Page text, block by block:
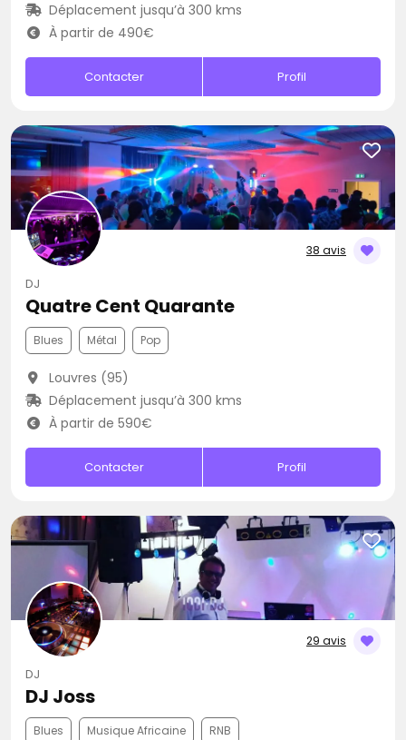
Déplacement jusqu’à 300 kms
À partir de 490€
Contacter Profil
38 avis
DJ
Quatre Cent Quarante
Blues Métal Pop
Louvres (95)
Déplacement jusqu’à 300 kms
À partir de 590€
Contacter Profil
29 avis
DJ
DJ Joss
Blues Musique Africaine RNB